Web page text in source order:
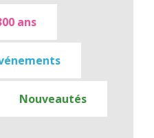
ans
Nouveautés